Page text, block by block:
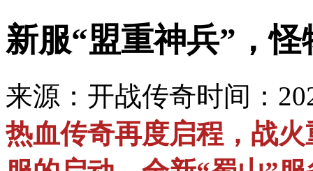
新服“盟重神兵”，
来源：开战传奇时间：
热血传奇再度启程，战